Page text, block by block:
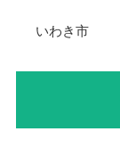
いわき市